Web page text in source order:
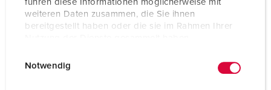
führen diese Informationen möglicherweise mit
weiteren Daten zusammen, die Sie ihnen
bereitgestellt haben oder die sie im Rahmen Ihrer
Notwendig